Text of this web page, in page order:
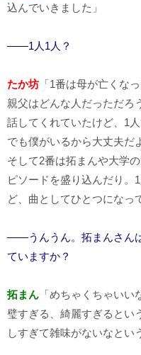
込んでいきました」
――1人1人？
たか坊 「1番は母が亡くな
親父はどんな人だっただろ
話してくれていたけど、1
でも僕がいるから大丈夫だ
そして2番は拓まんや大学
ピソードを盛り込んだり。
ど、曲としてひとつになっ
――うんうん。拓まんさん
ていますか？
拓まん 「めちゃくちゃい
璧すぎる、綺麗すぎるとい
しすぎて雑味がないなとい